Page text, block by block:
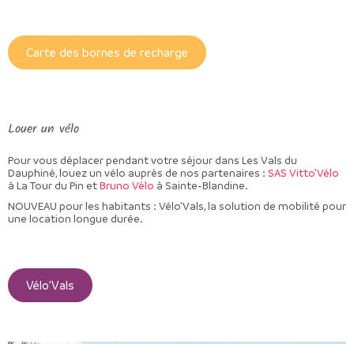
Carte des bornes de recharge
Louer un vélo
Pour vous déplacer pendant votre séjour dans Les Vals du
Dauphiné, louez un vélo auprès de nos partenaires : SAS Vitto’Vélo
à La Tour du Pin etBruno Vélo à Sainte-Blandine.
NOUVEAU pour les habitants : Vélo’Vals, la solution de mobilité pour
une location longue durée.
Vélo’Vals